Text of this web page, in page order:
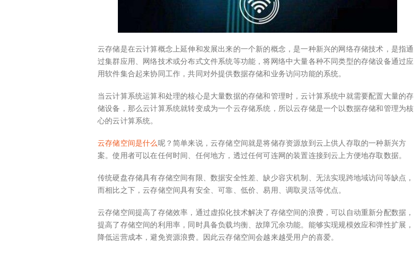
云存储是在云计算概念上延伸和发展出来的一个新的概念，是一种新兴的网络存储技术，是指通
过集群应用、网络技术或分布式文件系统等功能，将网络中大量各种不同类型的存储设备通过应
用软件集合起来协同工作，共同对外提供数据存储和业务访问功能的系统。
当云计算系统运算和处理的核心是大量数据的存储和管理时，云计算系统中就需要配置大量的存
储设备，那么云计算系统就转变成为一个云存储系统，所以云存储是一个以数据存储和管理为核
心的云计算系统。
云存储空间是什么呢？简单来说，云存储空间就是将储存资源放到云上供人存取的一种新兴方
案。使用者可以在任何时间、任何地方，透过任何可连网的装置连接到云上方便地存取数据。
传统硬盘存储具有存储空间有限、数据安全性差、缺少容灾机制、无法实现跨地域访问等缺点，
而相比之下，云存储空间具有安全、可靠、低价、易用、调取灵活等优点。
云存储空间提高了存储效率，通过虚拟化技术解决了存储空间的浪费，可以自动重新分配数据，
提高了存储空间的利用率，同时具备负载均衡、故障冗余功能。能够实现规模效应和弹性扩展，
降低运营成本，避免资源浪费。因此云存储空间会越来越受用户的喜爱。